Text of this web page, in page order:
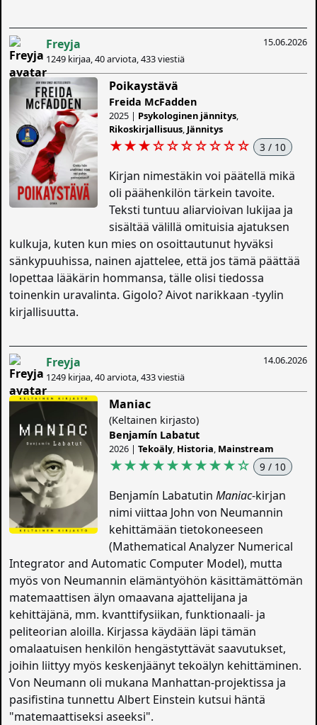
15.06.2026
Freyja
1249 kirjaa, 40 arviota, 433 viestiä
Poikaystävä
Freida McFadden
2025 | Psykologinen jännitys
Rikoskirjallisuus Jännitys
★★★☆☆☆☆☆☆☆ 3 / 10
Kirjan nimestäkin voi päätellä mikä
oli päähenkilön tärkein tavoite.
Teksti tuntuu aliarvioivan lukijaa ja
sisältää välillä omituisia ajatuksen
kulkuja, kuten kun mies on osoittautunut hyväksi
sänkypuuhissa, nainen ajattelee, että jos tämä päättää
lopettaa lääkärin hommansa, tälle olisi tiedossa
toinenkin uravalinta. Gigolo? Aivot narikkaan -tyylin
kirjallisuutta.
14.06.2026
Freyja
1249 kirjaa, 40 arviota, 433 viestiä
Maniac
(Keltainen kirjasto)
Benjamín Labatut
2026 |Tekoäly, Historia Mainstream
★★★★★★★★★☆ 9 / 10
Benjamín LabatutinManiac-kirjan
nimi viittaa John von Neumannin
kehittämään tietokoneeseen
(Mathematical Analyzer Numerical
Integrator and Automatic Computer Model), mutta
myös von Neumannin elämäntyöhön käsittämättömän
matemaattisen älyn omaavana ajattelijana ja
kehittäjänä, mm. kvanttifysiikan, funktionaali- ja
peliteorian aloilla. Kirjassa käydään läpi tämän
omalaatuisen henkilön hengästyttävät saavutukset,
joihin liittyy myös keskenjäänyt tekoälyn kehittäminen.
Von Neumann oli mukana Manhattan-projektissa ja
pasifistina tunnettu Albert Einstein kutsui häntä
"matemaattiseksi aseeksi".